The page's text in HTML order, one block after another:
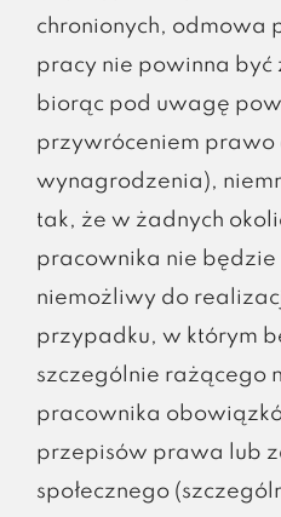
chronionych, odmowa
pracy nie powinna być
biorąc pod uwagę
przywróceniem prawo
wynagrodzenia),
tak, że w żadnych
pracownika nie będzie
niemożliwy do
przypadku, w którym
szczególnie rażącego
pracownika
przepisów prawa lub
społecznego